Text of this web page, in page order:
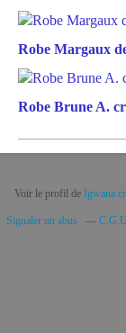
Robe Margaux
Robe Brune A.
Voir le profil de Igwana
Signaler un abus